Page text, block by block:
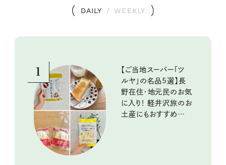
DAILY / WEEKLY
1
【ご当地スーパー「ツ
ルヤ」の名品5選】長
野在住・地元民のお気
に入り！ 軽井沢旅のお
土産にもおすすめのお